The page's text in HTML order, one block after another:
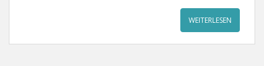
WEITERLESEN